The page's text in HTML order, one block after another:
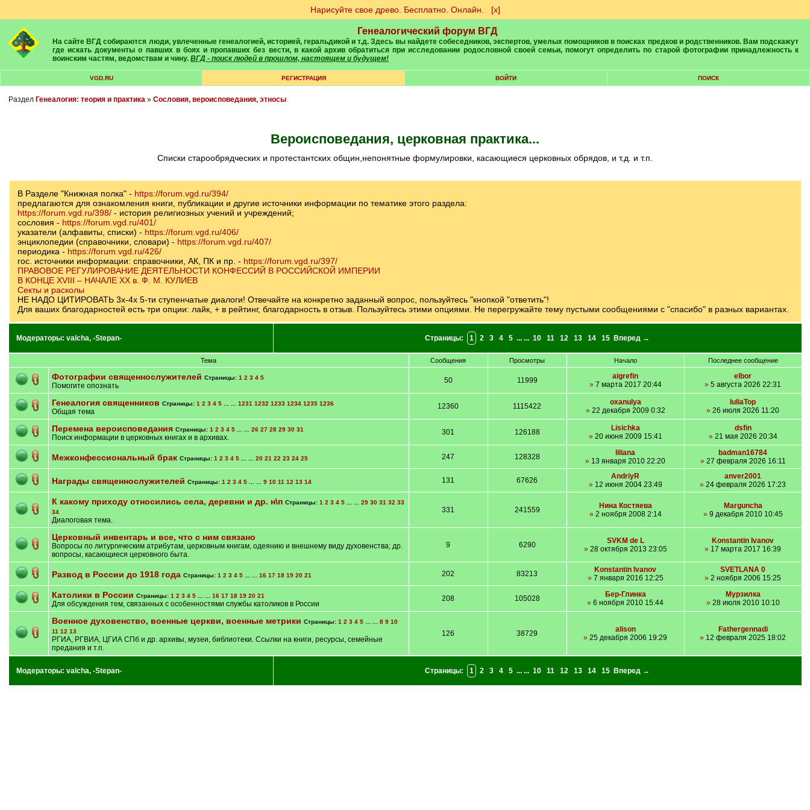
Нарисуйте свое древо. Бесплатно. Онлайн. [х]
Генеалогический форум ВГД
На сайте ВГД собираются люди, увлеченные генеалогией, историей, геральдикой и т.д. Здесь вы найдете собеседников, экспертов, умелых помощников в поисках предков и родственников. Вам подскажут
где искать документы о павших в боях и пропавших без вести, в какой архив обратиться при исследовании родословной своей семьи, помогут определить по старой фотографии принадлежность к
воинским частям, ведомствам и чину. ВГД - поиск людей в прошлом, настоящем и будущем!
VGD.RU РЕГИСТРАЦИЯ ВОЙТИ ПОИСК
Раздел Генеалогия: теория и практика» Сословия, вероисповедания, этносы
Вероисповедания, церковная практика...
Списки старообрядческих и протестантских общин,непонятные формулировки, касающиеся церковных обрядов, и т.д. и т.п.
В Разделе "Книжная полка" - https://forum.vgd.ru/394/
предлагаются для ознакомления книги, публикации и другие источники информации по тематике этого раздела:
https://forum.vgd.ru/398/- история религиозных учений и учреждений;
сословия - https://forum.vgd.ru/401/
указатели (алфавиты, списки) - https://forum.vgd.ru/406/
энциклопедии (справочники, словари) - https://forum.vgd.ru/407/
периодика - https://forum.vgd.ru/426/
гос. источники информации: справочники, АК, ПК и пр. - https://forum.vgd.ru/397/
ПРАВОВОЕ РЕГУЛИРОВАНИЕ ДЕЯТЕЛЬНОСТИ КОНФЕССИЙ В РОССИЙСКОЙ ИМПЕРИИ
В КОНЦЕ XVIII – НАЧАЛЕ ХХ в. Ф. М. КУЛИЕВ
Секты и расколы
НЕ НАДО ЦИТИРОВАТЬ 3х-4х 5-ти ступенчатые диалоги! Отвечайте на конкретно заданный вопрос, пользуйтесь "кнопкой "ответить"!
Для ваших благодарностей есть три опции: лайк, + в рейтинг, благодарность в отзыв. Пользуйтесь этими опциями. Не перегружайте тему пустыми сообщениями с "спасибо" в разных вариантах.
Модераторы: valcha, -Stepan- Страницы: 1 2 3 4 5 ... ... 10 11 12 13 14 15 Вперед →
Тема Сообщения Просмотры Начало Последнее сообщение
Фотографии священнослужителей Страницы: 1 2 3 4 5
Помогите опознать
50 11999
aigrefin
»7 марта 2017 20:44
elbor
» 5 августа 2026 22:31
Генеалогия священников Страницы: 1 2 3 4 5... ... 1231 1232 1233 1234 1235 1236
Общая тема
12360 1115422
oxanulya
»22 декабря 2009 0:32
IuliaTop
» 26 июля 2026 11:20
Перемена вероисповедания Страницы: 1 2 3 4 5... ... 26 27 28 29 30 31
Поиск информации в церковных книгах и в архивах.
301 126188
Lisichka
»20 июня 2009 15:41
dsfin
»21 мая 2026 20:34
Межконфессиональный брак Страницы: 1 2 3 4 5... ... 20 21 22 23 24 25 247 128328
liliana
» 13 января 2010 22:20
badman16784
»27 февраля 2026 16:11
Награды священнослужителей Страницы: 1 2 3 4 5... ... 9 10 11 12 13 14 131 67626
AndriyR
»12 июня 2004 23:49
anver2001
» 24 февраля 2026 17:23
К какому приходу относились села, деревни и др. н\п Страницы: 1 2 3 4 5... ... 29 30 31 32 33
34
Диалоговая тема.
331 241559
Нина Костяева
»2 ноября 2008 2:14
Marguncha
»9 декабря 2010 10:45
Церковный инвентарь и все, что с ним связано
Вопросы по литургическим атрибутам, церковным книгам, одеянию и внешнему виду духовенства; др.
вопросы, касающиеся церковного быта.
9 6290
SVKM de L
»28 октября 2013 23:05
Konstantin Ivanov
» 17 марта 2017 16:39
Развод в России до 1918 года Страницы: 1 2 3 4 5... ... 16 17 18 19 20 21 202 83213
Konstantin Ivanov
»7 января 2016 12:25
SVETLANA 0
» 2 ноября 2006 15:25
Католики в России Страницы: 1 2 3 4 5... ... 16 17 18 19 20 21
Для обсуждения тем, связанных с особенностями службы католиков в России
208 105028
Бер-Глинка
» 6 ноября 2010 15:44
Мурзилка
»28 июля 2010 10:10
Военное духовенство, военные церкви, военные метрики Страницы: 1 2 3 4 5... ... 8 9 10
11 12 13
РГИА, РГВИА, ЦГИА СПб и др. архивы, музеи, библиотеки. Ссылки на книги, ресурсы, семейные
предания и т.п.
126 38729
alison
» 25 декабря 2006 19:29
Fathergennadi
» 12 февраля 2025 18:02
Модераторы: valcha, -Stepan- Страницы: 1 2 3 4 5 ... ... 10 11 12 13 14 15 Вперед →